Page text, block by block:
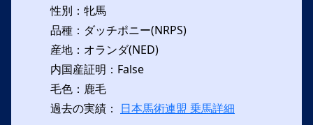
性別：牝馬
品種：ダッチポニー(NRPS)
産地：オランダ(NED)
内国産証明：False
毛色：鹿毛
過去の実績： 日本馬術連盟 乗馬詳細